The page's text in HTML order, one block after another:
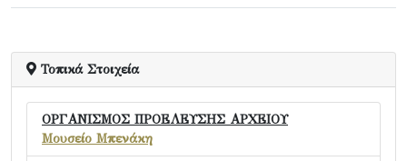
Τοπικά Στοιχεία
ΟΡΓΑΝΙΣΜΟΣ ΠΡΟΕΛΕΥΣΗΣ ΑΡΧΕΙΟΥ
Μουσείο Μπενάκη